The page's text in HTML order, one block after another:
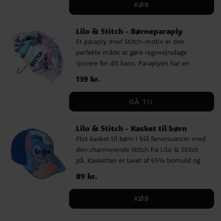
✔️ Solbriller med Stitch og Angel-motiv ✔️
Stitch-detaljer ✔️ UV400-beskyttelse mod
solens stråler ✔️ Bredde: ca. 13 cm
KØB
Lilo & Stitch - Børneparaply
Et paraply med Stitch-motiv er den
perfekte måde at gøre regnvejrsdage
sjovere for dit barn. Paraplyen har en
diameter på cirka 71 cm og er lavet af
pinde og åbnes manuelt. Med et flot
design med Stitch som motiv, vil denne
fans af filmene.
Pris :139 kr.
139 kr.
GÅ TIL
Lilo & Stitch - Kasket til børn
Flot kasket til børn i blå farvenuancer med
den charmerende Stitch fra Lilo & Stitch
på. Kasketten er lavet af 65% bomuld og
35% polyester. Kasketten har en omkreds
på 53 cm og kan justeres bagpå, hvilket
alderen ca. 4 til 6 år.
Pris:89 kr.
89 kr.
KØB